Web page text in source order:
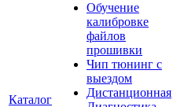
Каталог
Обучение
калибровке
файлов
прошивки
Чип тюнинг с
выездом
Дистанционная